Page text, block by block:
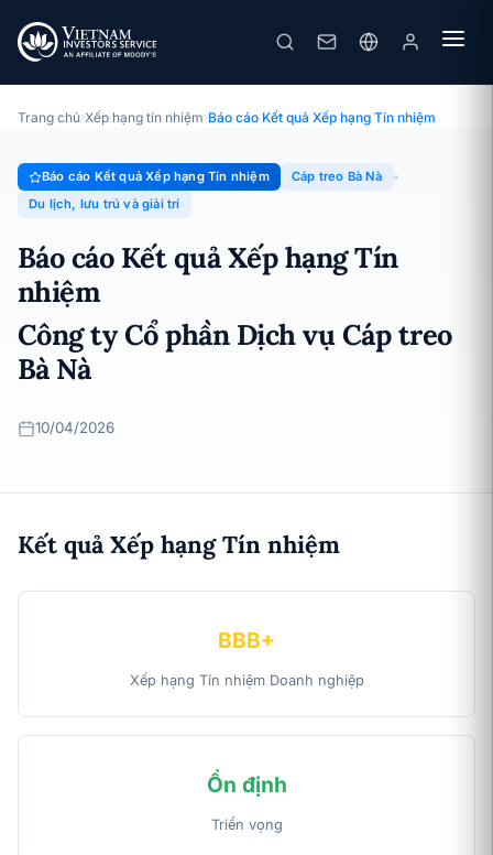
Báo cáo Kết quả Xếp hạng Tín nhiệm · Công ty Cổ phần Dịch vụ
Cáp treo Bà Nà · 10/04/2026
Trang chủ›Xếp hạng tín nhiệm›Báo cáo Kết quả Xếp hạng Tín nhiệm
Báo cáo Kết quả Xếp hạng Tín nhiệm
Cáp treo Bà Nà
Du lịch, lưu trú và giải trí
Báo cáo Kết quả Xếp hạng Tín
nhiệm
Công ty Cổ phần Dịch vụ Cáp treo
Bà Nà
10/04/2026
Kết quả Xếp hạng Tín nhiệm
BBB+
Xếp hạng Tín nhiệm Doanh nghiệp
Ổn định
Triển vọng